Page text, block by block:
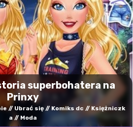
superbohatera na
Prinxy
Ubrać się Komiks dc
Księżniczk
a
Moda